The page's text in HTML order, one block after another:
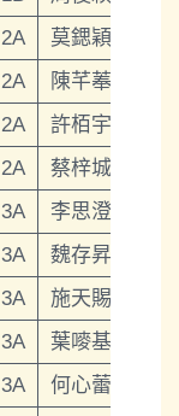
2A
莫鍶穎
2A
陳芊菶
2A
許栢宇
2A
蔡梓城
3A
李思澄
3A
魏存昇
3A
施天賜
3A
葉嘜基
3A
何心蕾